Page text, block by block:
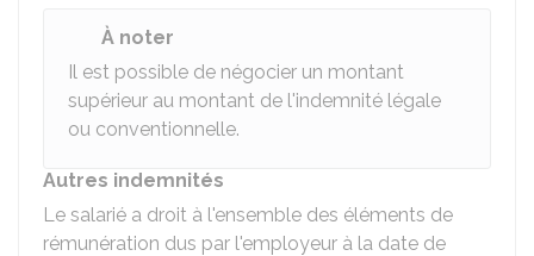
À noter
Il est possible de négocier un montant
supérieur au montant de l'indemnité légale
ou conventionnelle.
Autres indemnités
Le salarié a droit à l'ensemble des éléments de
rémunération dus par l'employeur à la date de